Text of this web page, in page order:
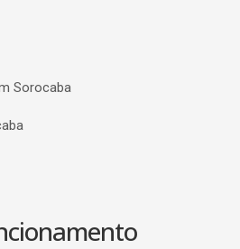
Sorocaba